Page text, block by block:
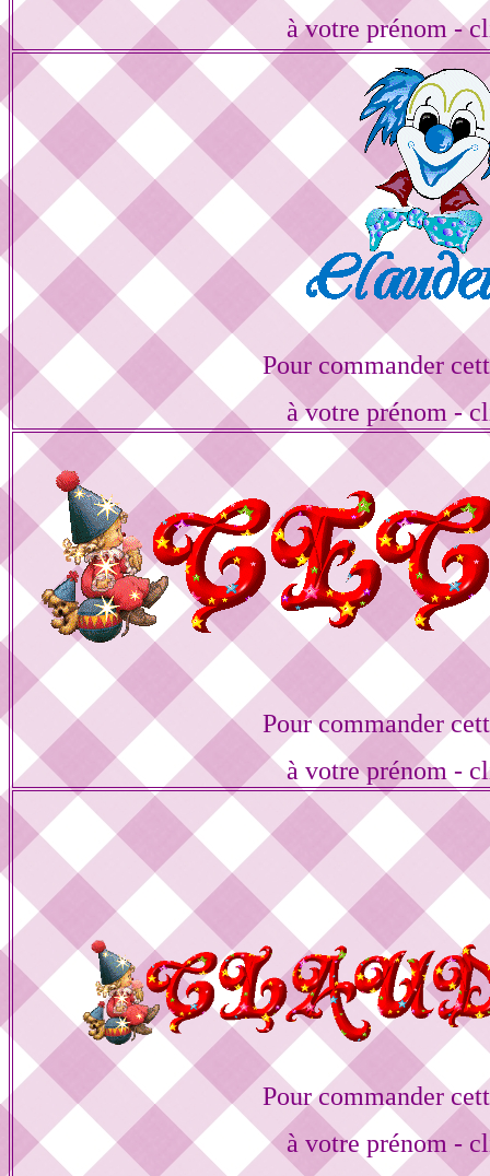
à votre prénom -
Pour commander
à votre prénom -
Pour commander
à votre prénom -
Pour commander
à votre prénom -